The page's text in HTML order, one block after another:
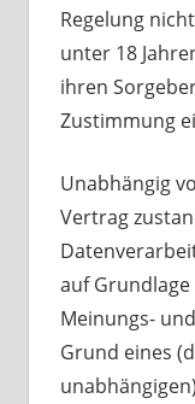
Regelung
unter 18
ihren
Zustimmung
Unabhängig
Vertrag
auf
Meinungs-
Grund eines